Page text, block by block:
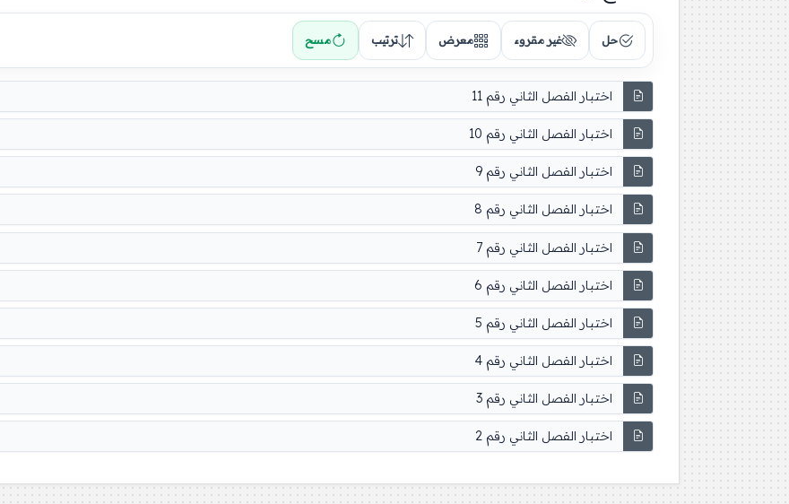
حل غير مقروء معرض ترتيب مسح
اختبار الفصل الثاني رقم 11
اختبار الفصل الثاني رقم 10
اختبار الفصل الثاني رقم 9
اختبار الفصل الثاني رقم 8
اختبار الفصل الثاني رقم 7
اختبار الفصل الثاني رقم 6
اختبار الفصل الثاني رقم 5
اختبار الفصل الثاني رقم 4
اختبار الفصل الثاني رقم 3
اختبار الفصل الثاني رقم 2